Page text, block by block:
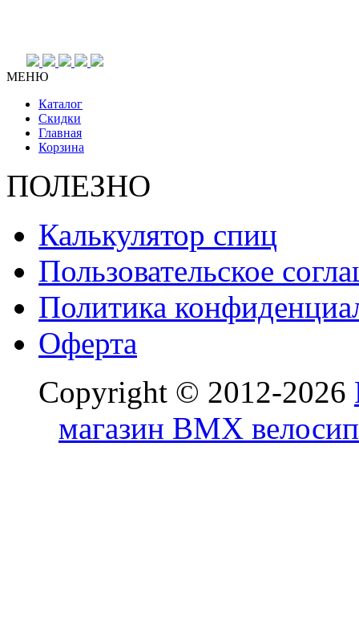
МЕНЮ
Каталог
Скидки
Главная
Корзина
ПОЛЕЗНО
Калькулятор спиц
Пользовательское
Политика
Оферта
Copyright © 2012-2026
магазин BMX